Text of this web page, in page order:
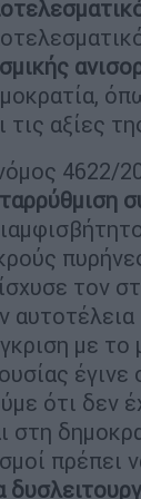
τις αξίες
4622/
τον
με
ότι δεν
στη
πρέπει